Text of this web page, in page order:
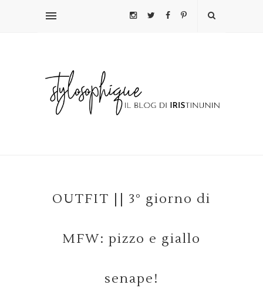
OUTFIT || 3° giorno di
MFW: pizzo e giallo
senape!